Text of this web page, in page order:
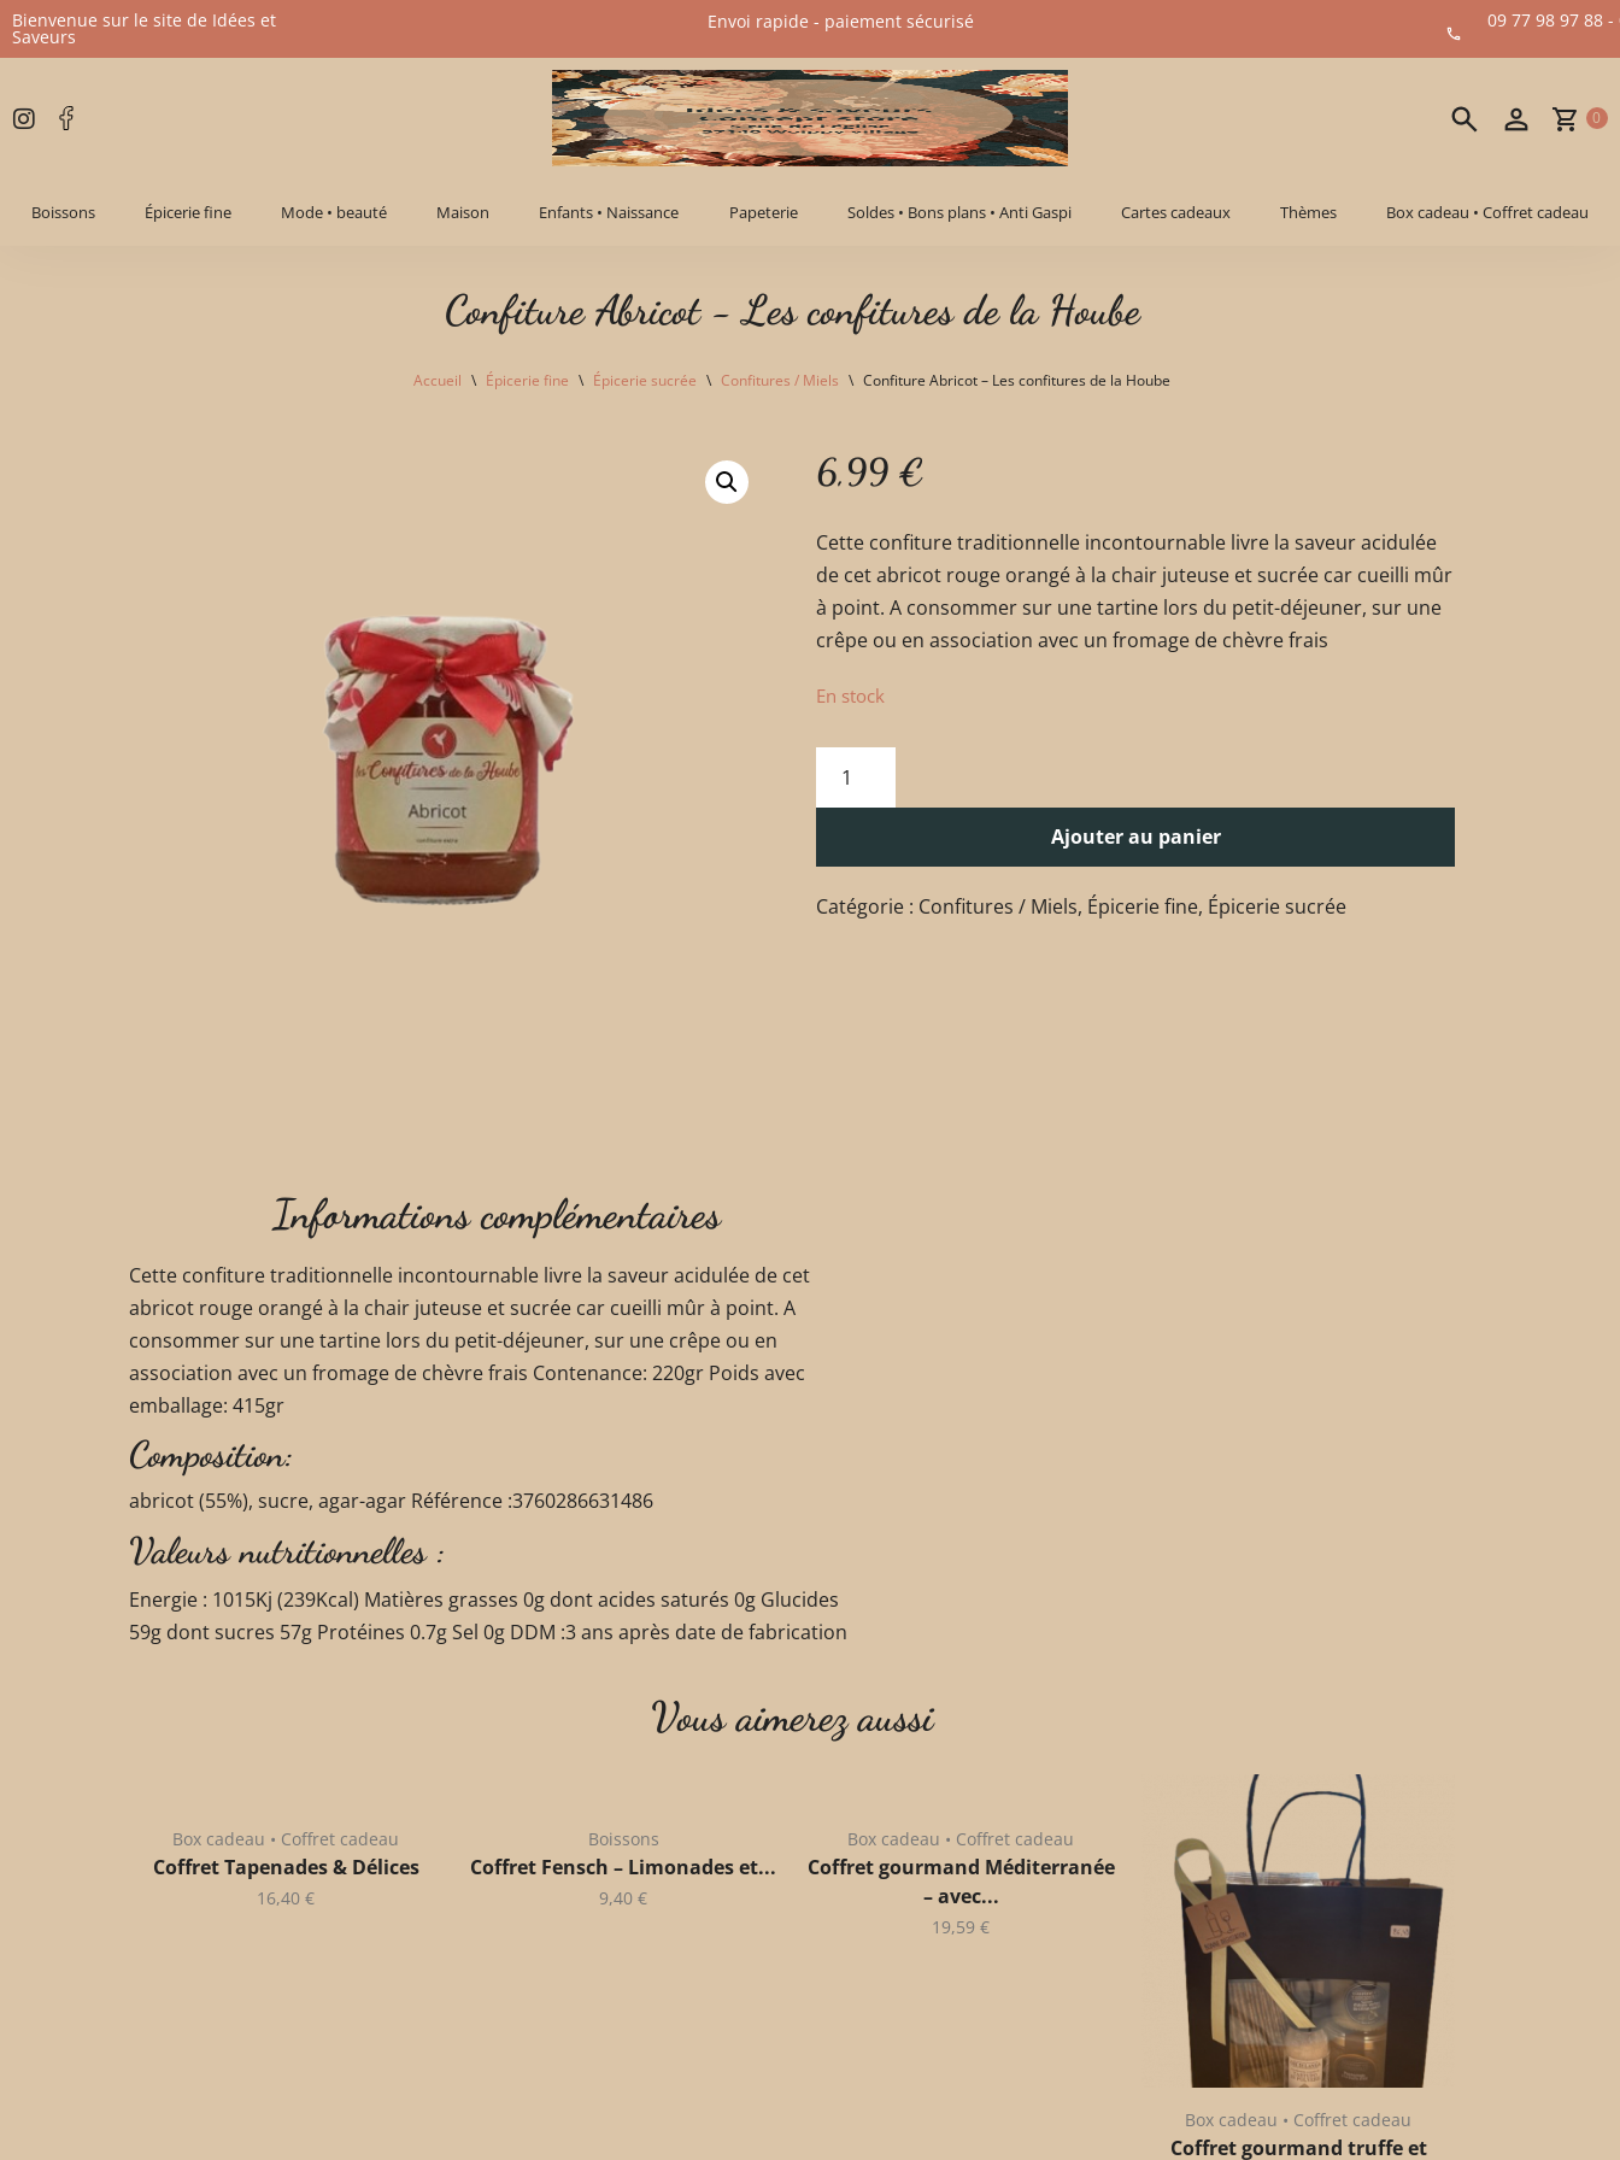
Aller
contenu
Bienvenue sur le site de Idées et
Saveurs
09 77 98 97 88 -
Envoi rapide - paiement sécurisé​
0
Boissons Épicerie fine Mode • beauté Maison Enfants • Naissance Papeterie Soldes • Bons plans • Anti Gaspi Cartes cadeaux Thèmes Box cadeau • Coffret cadeau
Confiture Abricot - Les confitures de la Hoube
Accueil \ Épicerie fine \ Épicerie sucrée \ Confitures / Miels \ Confiture Abricot – Les confitures de la Hoube
6,99 €
Cette confiture traditionnelle incontournable livre la saveur acidulée
de cet abricot rouge orangé à la chair juteuse et sucrée car cueilli mûr
à point. A consommer sur une tartine lors du petit-déjeuner, sur une
crêpe ou en association avec un fromage de chèvre frais
En stock
Ajouter au panier
Catégorie : Confitures / Miels, Épicerie fine, Épicerie sucrée
Informations complémentaires
Cette confiture traditionnelle incontournable livre la saveur acidulée de cet
abricot rouge orangé à la chair juteuse et sucrée car cueilli mûr à point. A
consommer sur une tartine lors du petit-déjeuner, sur une crêpe ou en
association avec un fromage de chèvre frais Contenance: 220gr Poids avec
emballage: 415gr
Composition:
abricot (55%), sucre, agar-agar Référence :3760286631486
Valeurs nutritionnelles :
Energie : 1015Kj (239Kcal) Matières grasses 0g dont acides saturés 0g Glucides
59g dont sucres 57g Protéines 0.7g Sel 0g DDM :3 ans après date de fabrication
Vous aimerez aussi
Box cadeau • Coffret cadeau
Coffret Tapenades & Délices
16,40 €
Boissons
Coffret Fensch – Limonades et...
9,40 €
Box cadeau • Coffret cadeau
Coffret gourmand Méditerranée
– avec...
19,59 €
Box cadeau • Coffret cadeau
Coffret gourmand truffe et